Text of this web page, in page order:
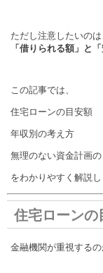
ただし注意したいのは
「借りられる額」と
この記事では、
住宅ローンの目安額
年収別の考え方
無理のない資金計画の
をわかりやすく解説し
住宅ローンの
金融機関が重視する